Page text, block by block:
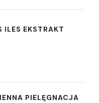
ILES EKSTRAKT
PIELĘGNACJA